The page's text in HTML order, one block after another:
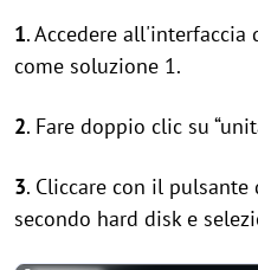
1. Accedere all'interfaccia
come soluzione 1.
2. Fare doppio clic su
3. Cliccare con il
secondo hard disk e